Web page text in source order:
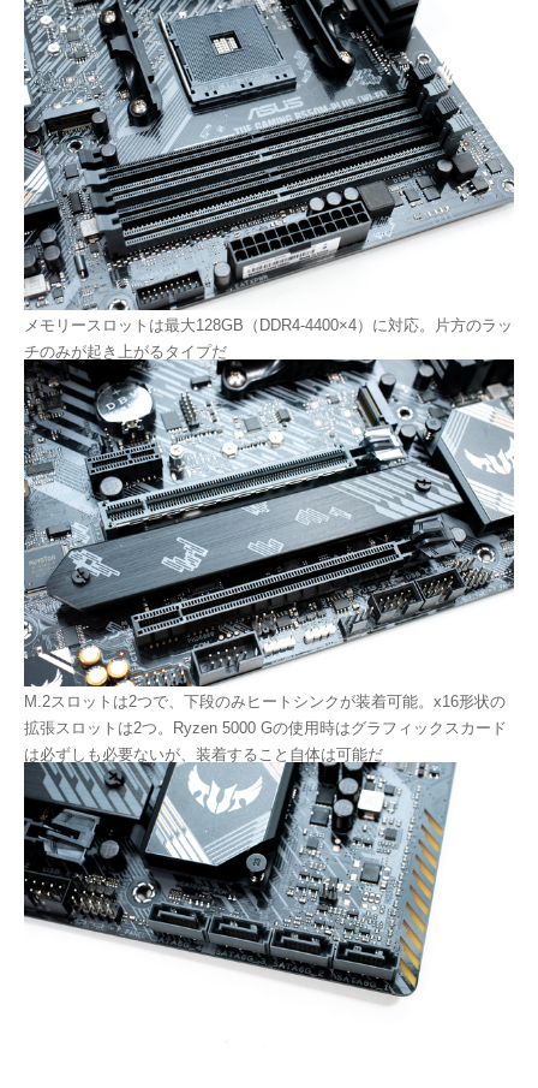
メモリースロットは最大128GB（DDR4-4400×4）に対応。片方のラッ
チのみが起き上がるタイプだ
M.2スロットは2つで、下段のみヒートシンクが装着可能。x16形状の
拡張スロットは2つ。Ryzen 5000 Gの使用時はグラフィックスカード
は必ずしも必要ないが、装着すること自体は可能だ